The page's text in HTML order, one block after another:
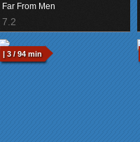
Far From Men
7.2
| 3 / 94 min